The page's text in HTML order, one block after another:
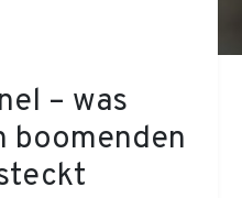
– was
boomenden